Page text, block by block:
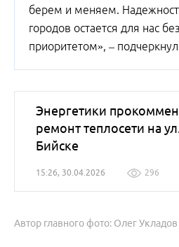
берем и меняем.
городов остается для нас
приоритетом», –
Энергетики
ремонт теплосети на
Бийске
15:26, 30.04.2026 296
Автор главного фото: Олег Укладов